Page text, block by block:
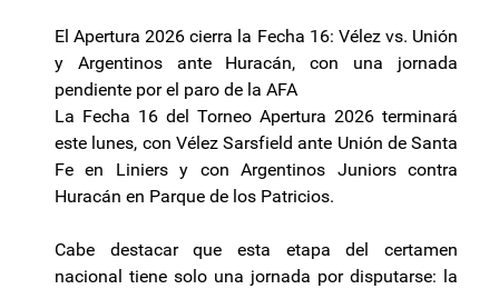
El Apertura 2026 cierra la Fecha 16: Vélez vs. Unión
y Argentinos ante Huracán, con una jornada
pendiente por el paro de la AFA
La Fecha 16 del Torneo Apertura 2026 terminará
este lunes, con Vélez Sarsfield ante Unión de Santa
Fe en Liniers y con Argentinos Juniors contra
Huracán en Parque de los Patricios.
Cabe destacar que esta etapa del certamen
nacional tiene solo una jornada por disputarse: la